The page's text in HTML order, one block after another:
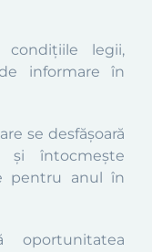
legii,
informare în
se desfășoară
și întocmește
pentru anul în
oportunitatea